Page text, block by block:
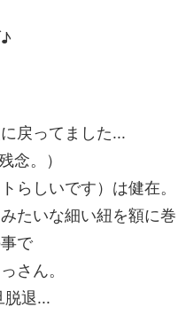
戻ってました...
念。）
らしいです）は健在。
たいな細い紐を額に巻
で
さん。
脱退...